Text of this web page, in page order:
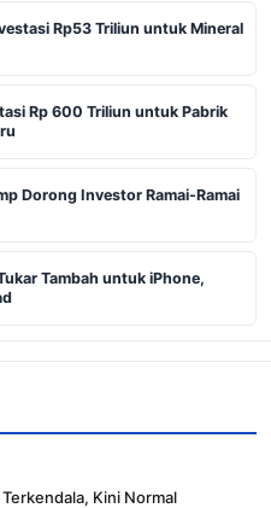
Rp53 Triliun untuk Mineral
Rp 600 Triliun untuk Pabrik
Dorong Investor Ramai-Ramai
Tambah untuk iPhone,
Terkendala, Kini Normal